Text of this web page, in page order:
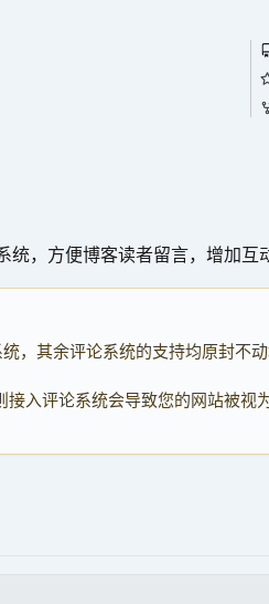
，方便博客读者留言，增加互
，其余评论系统的支持均原封不
接入评论系统会导致您的网站被视